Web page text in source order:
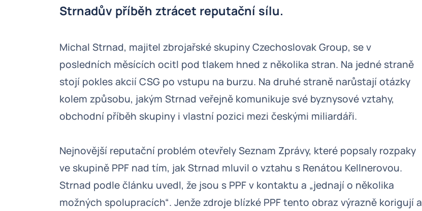
Strnadův příběh ztrácet reputační sílu.
Michal Strnad, majitel zbrojařské skupiny Czechoslovak Group, se v
posledních měsících ocitl pod tlakem hned z několika stran. Na jedné straně
stojí pokles akcií CSG po vstupu na burzu. Na druhé straně narůstají otázky
kolem způsobu, jakým Strnad veřejně komunikuje své byznysové vztahy,
obchodní příběh skupiny i vlastní pozici mezi českými miliardáři.
Nejnovější reputační problém otevřely Seznam Zprávy, které popsaly rozpaky
ve skupině PPF nad tím, jak Strnad mluvil o vztahu s Renátou Kellnerovou.
Strnad podle článku uvedl, že jsou s PPF v kontaktu a „jednají o několika
možných spolupracích“. Jenže zdroje blízké PPF tento obraz výrazně korigují a